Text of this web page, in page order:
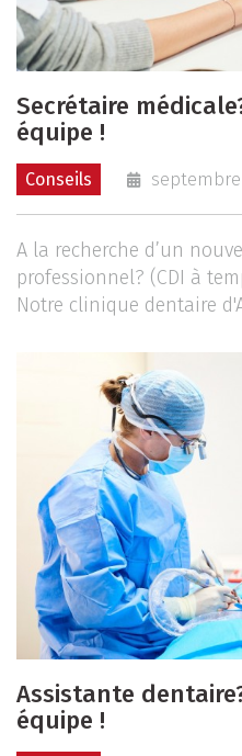
Secrétaire
équipe !
Conseils septembre
A la recherche d’un
professionnel? (CDI à
Notre clinique dentaire
Assistante
équipe !